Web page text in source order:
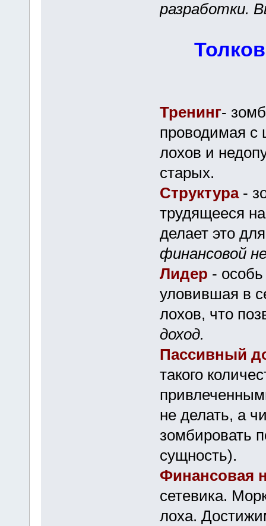
разработки.
Тренинг-
проводимая с
лохов и
старых.
Структура -
трудящееся
делает это
финансовой
Лидер -
уловившая в
лохов, что
доход.
Пассивный
такого
не делать, а
зомбировать
сущность).
Финансовая
сетевика.
лоха.